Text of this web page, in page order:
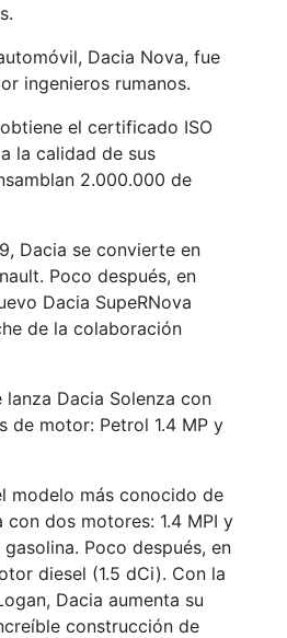
Dacia Nova, fue
ingenieros rumanos.
el certificado ISO
la calidad de sus
2.000.000 de
Dacia se convierte en
Poco después, en
Dacia SupeRNova
de la colaboración
Dacia Solenza con
de motor: Petrol 1.4 MP y
modelo más conocido de
con dos motores: 1.4 MPI y
gasolina. Poco después, en
diesel (1.5 dCi). Con la
Dacia aumenta su
construcción de